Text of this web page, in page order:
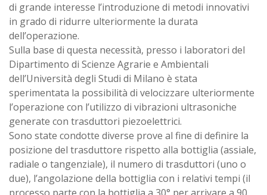
di grande interesse l’introduzione di metodi innovativi
in grado di ridurre ulteriormente la durata
dell’operazione.
Sulla base di questa necessità, presso i laboratori del
Dipartimento di Scienze Agrarie e Ambientali
dell’Università degli Studi di Milano è stata
sperimentata la possibilità di velocizzare ulteriormente
l’operazione con l’utilizzo di vibrazioni ultrasoniche
generate con trasduttori piezoelettrici.
Sono state condotte diverse prove al fine di definire la
posizione del trasduttore rispetto alla bottiglia (assiale,
radiale o tangenziale), il numero di trasduttori (uno o
due), l’angolazione della bottiglia con i relativi tempi (il